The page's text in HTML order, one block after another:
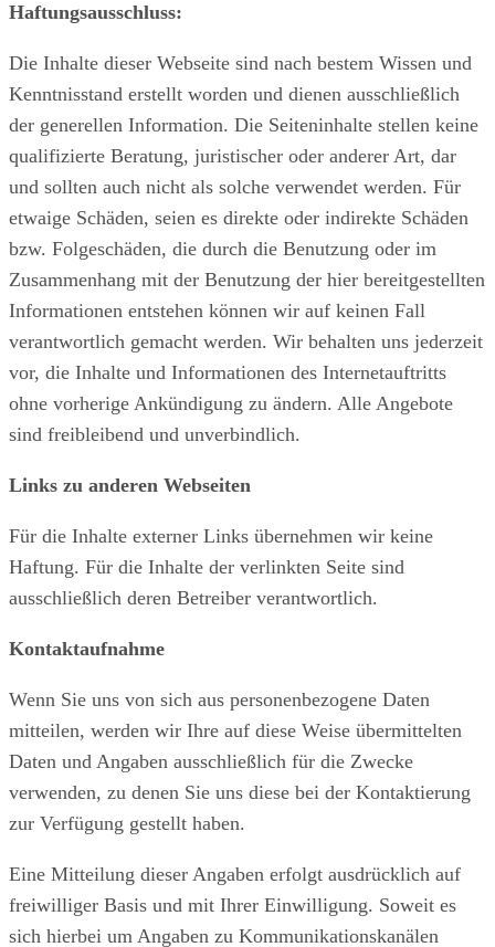
Haftungsausschluss:
Die Inhalte dieser Webseite sind nach bestem Wissen und
Kenntnisstand erstellt worden und dienen ausschließlich
der generellen Information. Die Seiteninhalte stellen keine
qualifizierte Beratung, juristischer oder anderer Art, dar
und sollten auch nicht als solche verwendet werden. Für
etwaige Schäden, seien es direkte oder indirekte Schäden
bzw. Folgeschäden, die durch die Benutzung oder im
Zusammenhang mit der Benutzung der hier bereitgestellten
Informationen entstehen können wir auf keinen Fall
verantwortlich gemacht werden. Wir behalten uns jederzeit
vor, die Inhalte und Informationen des Internetauftritts
ohne vorherige Ankündigung zu ändern. Alle Angebote
sind freibleibend und unverbindlich.
Links zu anderen Webseiten
Für die Inhalte externer Links übernehmen wir keine
Haftung. Für die Inhalte der verlinkten Seite sind
ausschließlich deren Betreiber verantwortlich.
Kontaktaufnahme
Wenn Sie uns von sich aus personenbezogene Daten
mitteilen, werden wir Ihre auf diese Weise übermittelten
Daten und Angaben ausschließlich für die Zwecke
verwenden, zu denen Sie uns diese bei der Kontaktierung
zur Verfügung gestellt haben.
Eine Mitteilung dieser Angaben erfolgt ausdrücklich auf
freiwilliger Basis und mit Ihrer Einwilligung. Soweit es
sich hierbei um Angaben zu Kommunikationskanälen